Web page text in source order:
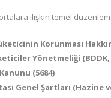
ilişkin temel
Korunması
Yönetmeliği (BDDK,
(5684)
Genel Şartları (Hazine